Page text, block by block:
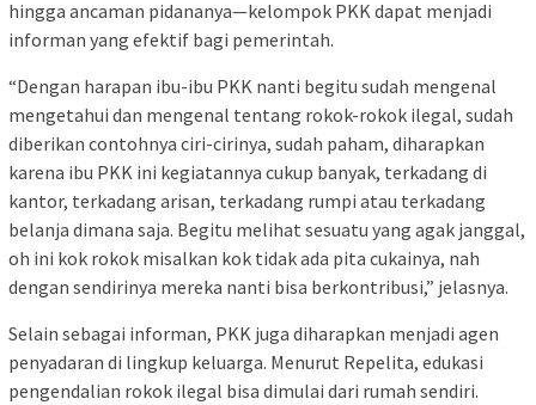
hingga ancaman pidananya—kelompok PKK dapat menjadi
informan yang efektif bagi pemerintah.
“Dengan harapan ibu-ibu PKK nanti begitu sudah mengenal
mengetahui dan mengenal tentang rokok-rokok ilegal, sudah
diberikan contohnya ciri-cirinya, sudah paham, diharapkan
karena ibu PKK ini kegiatannya cukup banyak, terkadang di
kantor, terkadang arisan, terkadang rumpi atau terkadang
belanja dimana saja. Begitu melihat sesuatu yang agak janggal,
oh ini kok rokok misalkan kok tidak ada pita cukainya, nah
dengan sendirinya mereka nanti bisa berkontribusi,” jelasnya.
Selain sebagai informan, PKK juga diharapkan menjadi agen
penyadaran di lingkup keluarga. Menurut Repelita, edukasi
pengendalian rokok ilegal bisa dimulai dari rumah sendiri.